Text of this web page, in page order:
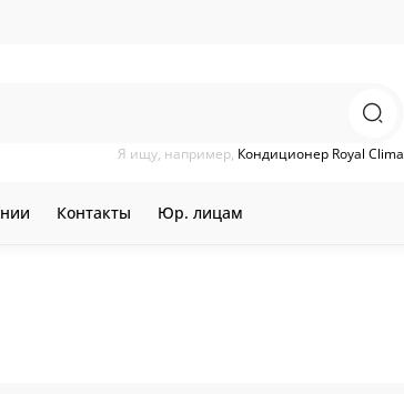
Я ищу, например, Кондиционер Royal Clima
Контакты Юр. лицам